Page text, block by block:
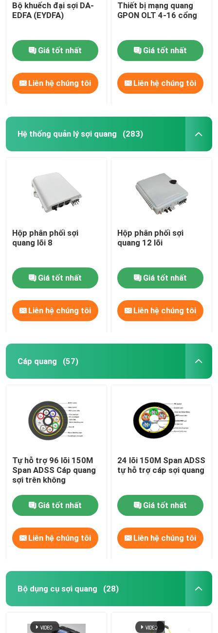
Bộ khuếch đại sợi DA-
EDFA (EYDFA)
Giá tốt nhất
Liên hệ chúng tôi
Thiết bị mạng quang
GPON OLT 4-16 cổng
Giá tốt nhất
Liên hệ chúng tôi
Hệ thống quản lý sợi quang (283)
Hộp phân phối sợi
quang lõi 8
Giá tốt nhất
Liên hệ chúng tôi
Hộp phân phối sợi
quang 12 lõi
Giá tốt nhất
Liên hệ chúng tôi
Cáp quang (57)
Tự hỗ trợ 96 lõi 150M
Span ADSS Cáp quang
sợi trên không
Giá tốt nhất
Liên hệ chúng tôi
24 lõi 150M Span ADSS
tự hỗ trợ cáp sợi quang
Giá tốt nhất
Liên hệ chúng tôi
Bộ dụng cụ sợi quang (28)